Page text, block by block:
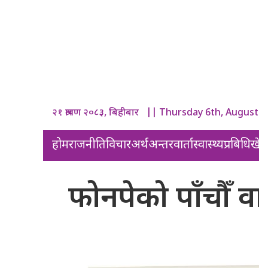
२१ श्रावण २०८३, बिहीबार || Thursday 6th,
होमराजनीतिविचारअर्थअन्तरवार्तास्वास्थ्यप्रबिधि
फोनपेको पाँचौँ